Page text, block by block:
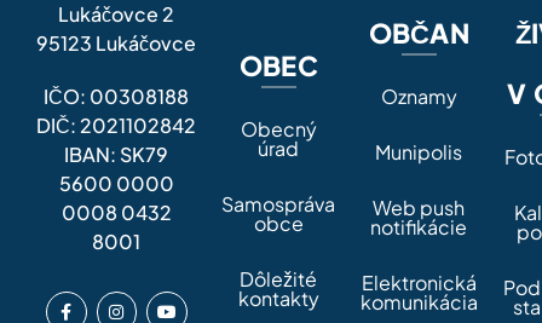
Lukáčovce 2
95123 Lukáčovce
IČO: 00308188
DIČ: 2021102842
IBAN: SK79
5600 0000
0008 0432
8001
OBEC
Obecný
úrad
Samospráva
obce
Dôležité
kontakty
OBČAN
Oznamy
Munipolis
Web push
notifikácie
Elektronická
komunikácia
V